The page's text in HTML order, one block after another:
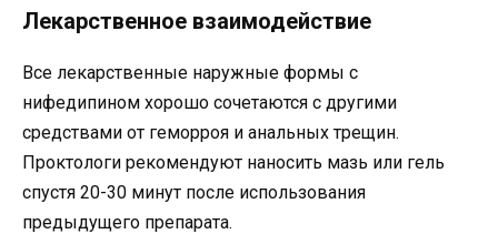
Лекарственное взаимодействие
Все лекарственные наружные формы с
нифедипином хорошо сочетаются с другими
средствами от геморроя и анальных трещин.
Проктологи рекомендуют наносить мазь или гель
спустя 20-30 минут после использования
предыдущего препарата.